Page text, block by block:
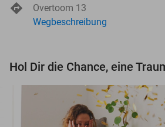
Overtoom 13
Wegbeschreibung